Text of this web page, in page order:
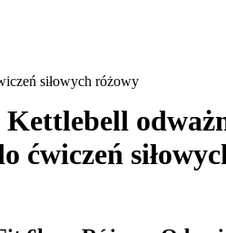
siłowych różowy
ćwiczeń